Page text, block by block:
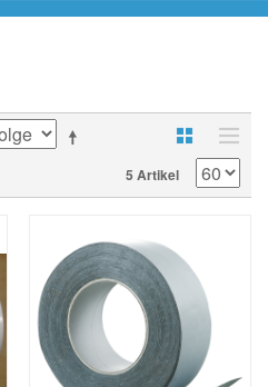
5 Artikel